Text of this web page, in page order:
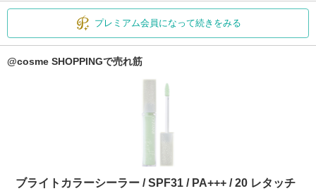
プレミアム会員になって続きをみる
@cosme SHOPPINGで売れ筋
ブライトカラーシーラー / SPF31 / PA+++ / 20 レタッチ